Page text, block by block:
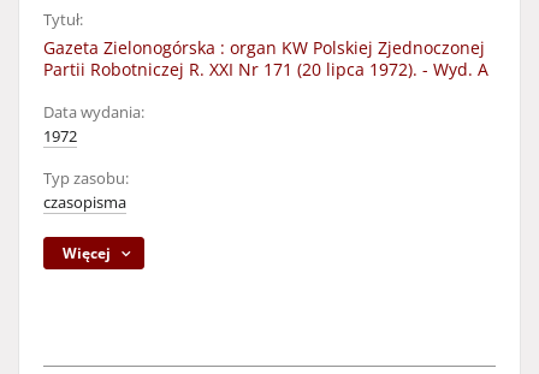
Tytuł:
Gazeta Zielonogórska : organ KW Polskiej Zjednoczonej
Partii Robotniczej R. XXI Nr 171 (20 lipca 1972). - Wyd. A
Data wydania:
1972
Typ zasobu:
czasopisma
Więcej